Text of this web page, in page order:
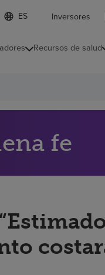
Lista
de
contraída
d
o
e
i
a
Inversores
Recursos de salud
fe